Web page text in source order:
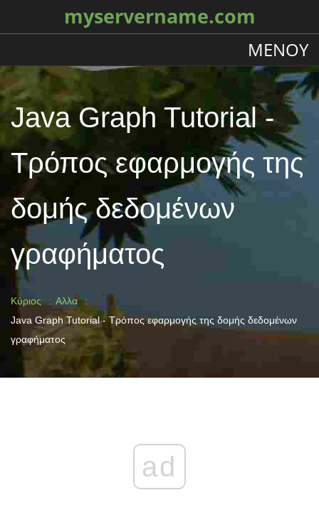
myservername.com
ΜΕΝΟΎ
Java Graph Tutorial -
Τρόπος εφαρμογής της
δομής δεδομένων
γραφήματος
Κύριος
Αλλα
Java Graph Tutorial - Τρόπος εφαρμογής της δομής δεδομένων
γραφήματος
ad